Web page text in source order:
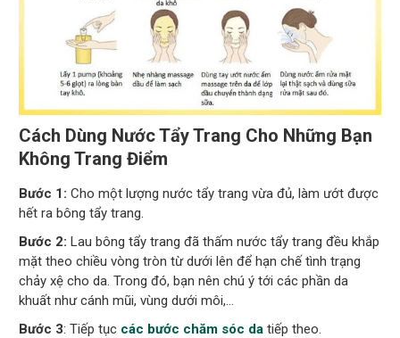
Cách Dùng Nước Tẩy Trang Cho Những Bạn
Không Trang Điểm
Bước 1: Cho một lượng nước tẩy trang vừa đủ, làm ướt được
hết ra bông tẩy trang.
Bước 2: Lau bông tẩy trang đã thấm nước tẩy trang đều khắp
mặt theo chiều vòng tròn từ dưới lên để hạn chế tình trạng
chảy xệ cho da. Trong đó, bạn nên chú ý tới các phần da
khuất như cánh mũi, vùng dưới môi,…
Bước 3: Tiếp tục các bước chăm sóc da tiếp theo.